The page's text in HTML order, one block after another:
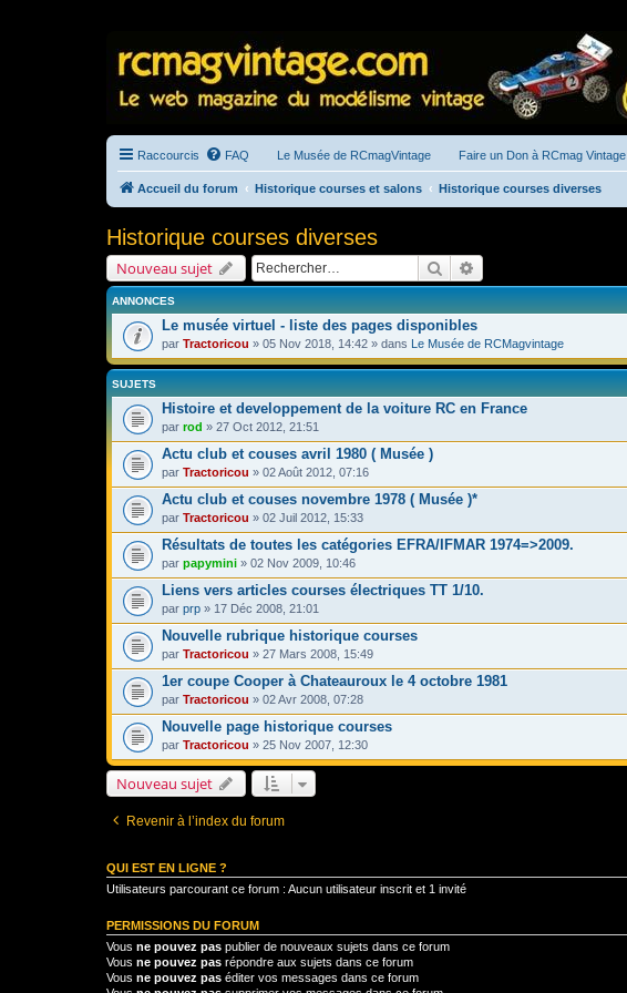
Raccourcis FAQ Le Musée de RCmagVintage Faire un Don à RCmag Vintage
Accueil du forum Historique courses et salons Historique courses diverses
Historique courses diverses
Nouveau sujet Rechercher
ANNONCES
Le musée virtuel - liste des pages disponibles
par Tractoricou » 05 Nov 2018, 14:42 » dans Le Musée de RCMagvintage
SUJETS
Histoire et developpement de la voiture RC en France
par rod » 27 Oct 2012, 21:51
Actu club et couses avril 1980 ( Musée )
par Tractoricou » 02 Août 2012, 07:16
Actu club et couses novembre 1978 ( Musée )*
par Tractoricou » 02 Juil 2012, 15:33
Résultats de toutes les catégories EFRA/IFMAR 1974=>2009.
par papymini » 02 Nov 2009, 10:46
Liens vers articles courses électriques TT 1/10.
par prp » 17 Déc 2008, 21:01
Nouvelle rubrique historique courses
par Tractoricou » 27 Mars 2008, 15:49
1er coupe Cooper à Chateauroux le 4 octobre 1981
par Tractoricou » 02 Avr 2008, 07:28
Nouvelle page historique courses
par Tractoricou » 25 Nov 2007, 12:30
Nouveau sujet
Revenir à l’index du forum
QUI EST EN LIGNE ?
Utilisateurs parcourant ce forum : Aucun utilisateur inscrit et 1 invité
PERMISSIONS DU FORUM
Vous ne pouvez pas publier de nouveaux sujets dans ce forum
Vous ne pouvez pas répondre aux sujets dans ce forum
Vous ne pouvez pas éditer vos messages dans ce forum